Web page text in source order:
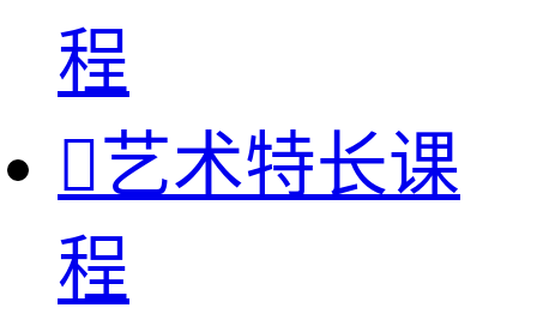
程
艺术特长课
程